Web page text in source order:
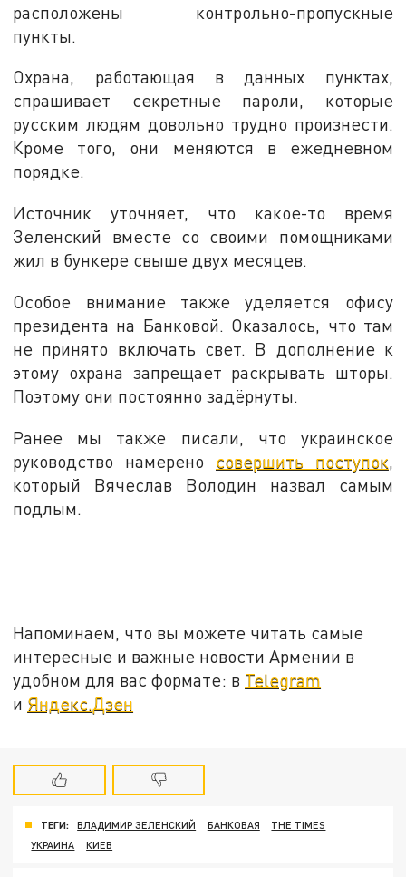
расположены контрольно-пропускные
пункты.
Охрана, работающая в данных пунктах,
спрашивает секретные пароли, которые
русским людям довольно трудно произнести.
Кроме того, они меняются в ежедневном
порядке.
Источник уточняет, что какое-то время
Зеленский вместе со своими помощниками
жил в бункере свыше двух месяцев.
Особое внимание также уделяется офису
президента на Банковой. Оказалось, что там
не принято включать свет. В дополнение к
этому охрана запрещает раскрывать шторы.
Поэтому они постоянно задёрнуты.
Ранее мы также писали, что украинское
руководство намерено совершить поступок
который Вячеслав Володин назвал самым
подлым.
Напоминаем, что вы можете читать самые
интересные и важные новости Армении в
удобном для вас формате: в Telegram
и Яндекс.Дзен
ТЕГИ: ВЛАДИМИР ЗЕЛЕНСКИЙ БАНКОВАЯ
THE TIMES
УКРАИНА
КИЕВ